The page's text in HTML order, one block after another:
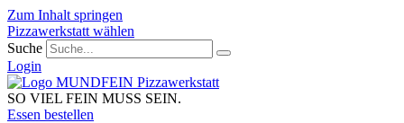
Zum Inhalt springen
Pizzawerkstatt wählen
Suche
Login
SO VIEL FEIN MUSS SEIN.
Essen bestellen